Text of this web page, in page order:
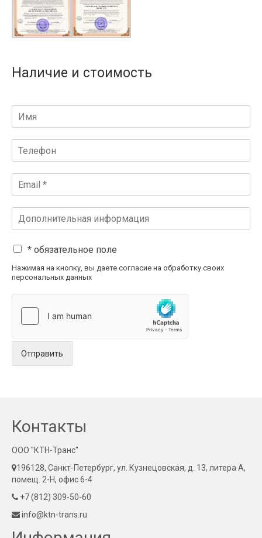
Наличие и стоимость
* обязательное поле
Нажимая на кнопку, вы даете согласие на обработку своих
персональных данных
Отправить
Контакты
ООО "КТН-Транс"
196128, Санкт-Петербург, ул. Кузнецовская, д. 13, литера А,
помещ. 2-Н, офис 6-4
+7 (812) 309-50-60
info@ktn-trans.ru